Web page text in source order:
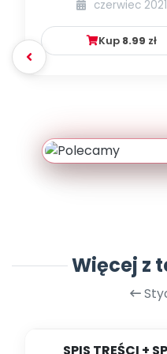
czerwiec 2021
Kup 8.99 zł
Więcej z